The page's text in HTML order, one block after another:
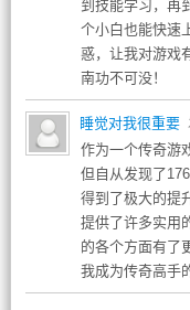
到技能学习，再
个小白也能快速
惑，让我对游戏
南功不可没！
睡觉对我很重要
作为一个传奇游
但自从发现了
得到了极大的提
提供了许多实用
的各个方面有了
我成为传奇高手